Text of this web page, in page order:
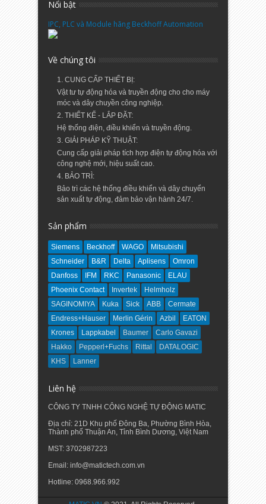
Nổi bật
IPC, PLC và Module hãng Beckhoff Automation
Về chúng tôi
1. CUNG CẤP THIẾT BỊ:
Vật tư tự động hóa và truyền động cho cho máy
móc và dây chuyền công nghiệp.
2. THIẾT KẾ - LẮP ĐẶT:
Hệ thống điện, điều khiển và truyền động.
3. GIẢI PHÁP KỸ THUẬT:
Cung cấp giải pháp tích hợp điện tự động hóa với
công nghệ mới, hiệu suất cao.
4. BẢO TRÌ:
Bảo trì các hệ thống điều khiển và dây chuyển
sản xuất tự động, đảm bảo vận hành 24/7.
Sản phẩm
Siemens Beckhoff WAGO
Mitsubishi
Schneider
B&R Delta Aplisens
Omron
Danfoss
IFM RKC Panasonic
ELAU
Phoenix Contact
Invertek
Helmholz
SAGINOMIYA
Kuka Sick ABB
Cermate
Endress+Hauser
Merlin Gérin Azbil
EATON
Krones
Lappkabel Baumer
Carlo Gavazi
Hakko
Pepperl+Fuchs Rittal
DATALOGIC
KHS
Lanner
Liên hệ
CÔNG TY TNHH CÔNG NGHỆ TỰ ĐỘNG MATIC
Địa chỉ: 21D Khu phố Đông Ba, Phường Bình Hòa,
Thành phố Thuận An, Tỉnh Bình Dương, Việt Nam
MST: 3702987223
Email: info@matictech.com.vn
Hotline: 0968.966.992